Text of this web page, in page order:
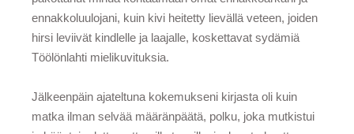
ennakkoluulojani, kuin kivi heitetty lievällä veteen, joiden
hirsi leviivät kindlelle ja laajalle, koskettavat sydämiä
Töölönlahti mielikuvituksia.
Jälkeenpäin ajateltuna kokemukseni kirjasta oli kuin
matka ilman selvää määränpäätä, polku, joka mutkistui